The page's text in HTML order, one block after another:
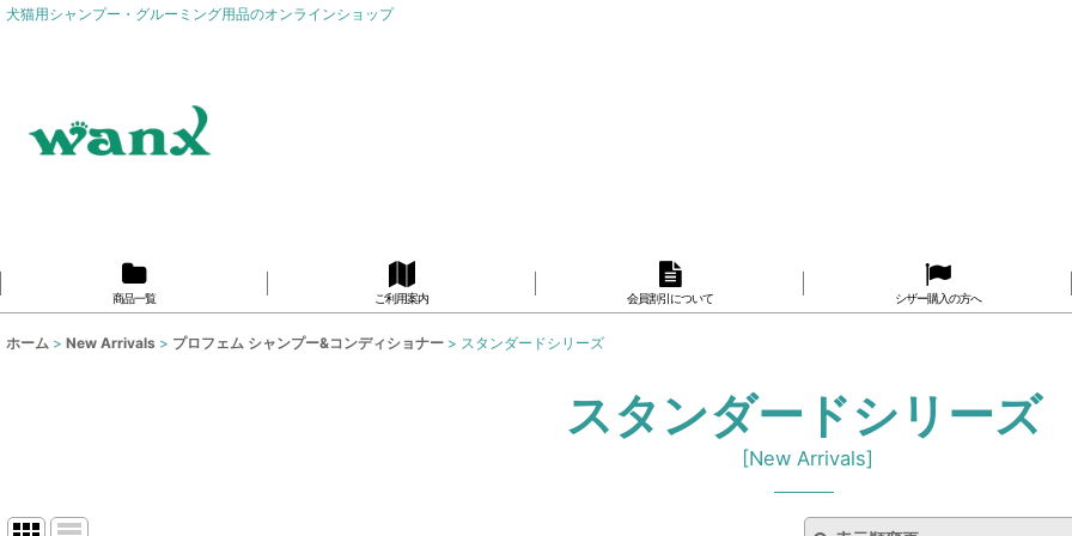
犬猫用シャンプー・グルーミング用品のオンラインショップ
商品一覧 ご利用案内 会員割引について シザー購入の方へ
ホーム > New Arrivals > プロフェム シャンプー&コンディショナー > スタンダードシリーズ
スタンダードシリーズ
[New Arrivals]